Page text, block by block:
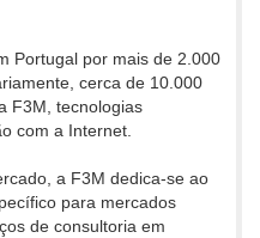
Portugal por mais de 2.000
cerca de 10.000
F3M, tecnologias
com a Internet.
a F3M dedica-se ao
para mercados
de consultoria em